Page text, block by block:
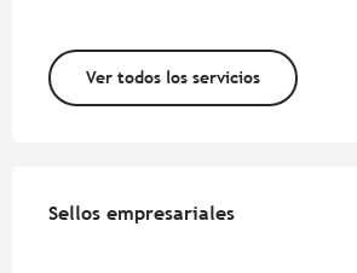
Ver todos los servicios
Sellos empresariales
Sellos empresariales